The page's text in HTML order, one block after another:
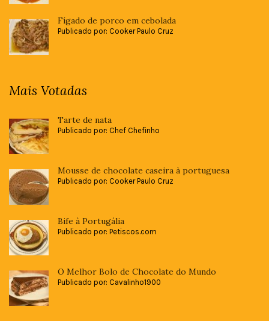
Fígado de porco em cebolada
Publicado por: Cooker Paulo Cruz
Mais Votadas
Tarte de nata
Publicado por: Chef Chefinho
Mousse de chocolate caseira à portuguesa
Publicado por: Cooker Paulo Cruz
Bife à Portugália
Publicado por: Petiscos.com
O Melhor Bolo de Chocolate do Mundo
Publicado por: Cavalinho1900